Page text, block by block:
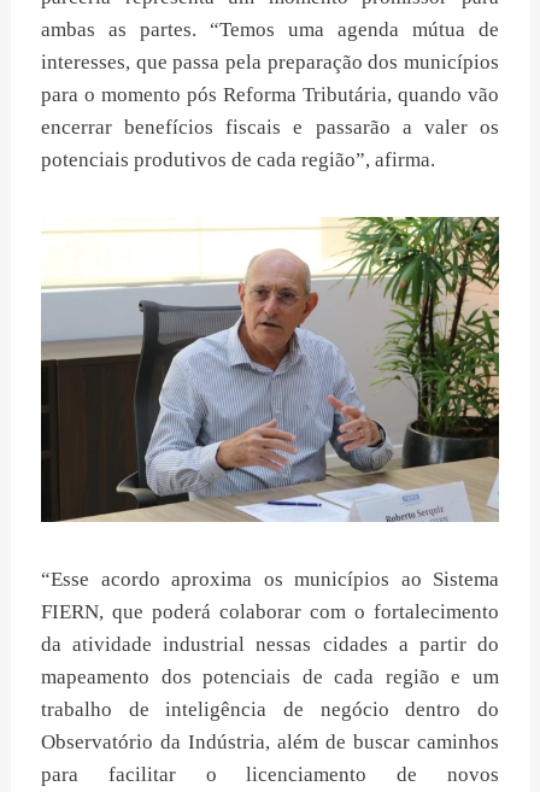
ambas as partes. “Temos uma agenda mútua de
interesses, que passa pela preparação dos municípios
para o momento pós Reforma Tributária, quando vão
encerrar benefícios fiscais e passarão a valer os
potenciais produtivos de cada região”, afirma.
“Esse acordo aproxima os municípios ao Sistema
FIERN, que poderá colaborar com o fortalecimento
da atividade industrial nessas cidades a partir do
mapeamento dos potenciais de cada região e um
trabalho de inteligência de negócio dentro do
Observatório da Indústria, além de buscar caminhos
para facilitar o licenciamento de novos